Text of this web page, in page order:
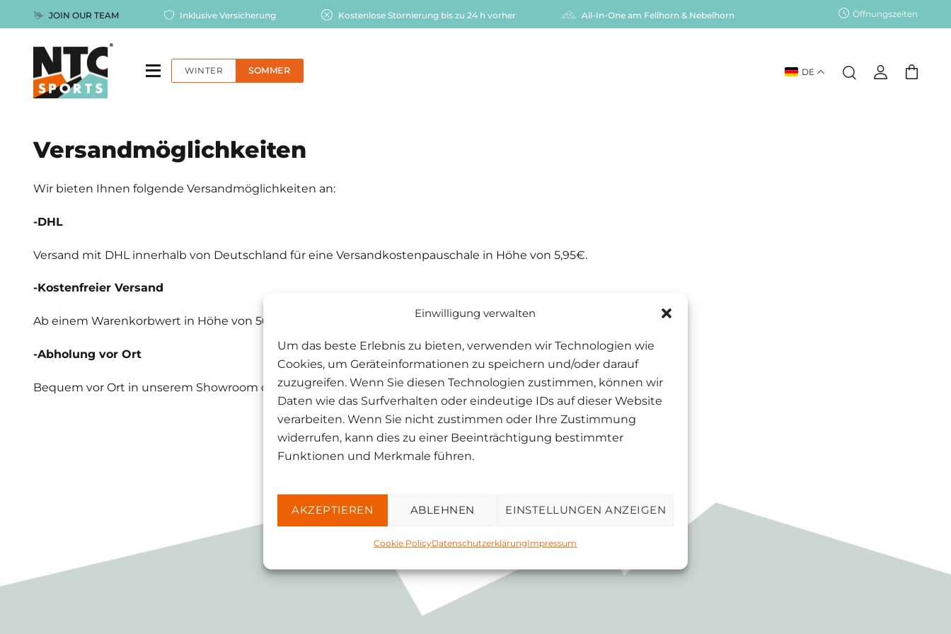
Einwilligung verwalten
Um das beste Erlebnis zu bieten, verwenden wir Technologien wie
Cookies, um Geräteinformationen zu speichern und/oder darauf
zuzugreifen. Wenn Sie diesen Technologien zustimmen, können wir
Daten wie das Surfverhalten oder eindeutige IDs auf dieser Website
verarbeiten. Wenn Sie nicht zustimmen oder Ihre Zustimmung
widerrufen, kann dies zu einer Beeinträchtigung bestimmter
Funktionen und Merkmale führen.
AKZEPTIEREN ABLEHNEN EINSTELLUNGEN ANZEIGEN
Cookie PolicyDatenschutzerklärungImpressum
Inhalt
springen
JOIN OUR TEAM Inklusive Versicherung Kostenlose Stornierung bis zu 24 h vorher All-In-One am Fellhorn & Nebelhorn Öffnungszeiten
WINTER SOMMER DE
Versandmöglichkeiten
Wir bieten Ihnen folgende Versandmöglichkeiten an:
-DHL
Versand mit DHL innerhalb von Deutschland für eine Versandkostenpauschale in Höhe von 5,95€.
-Kostenfreier Versand
Ab einem Warenkorbwert in Höhe von 50€ übernehmen wir die Kosten des Versand.
-Abholung vor Ort
Bequem vor Ort in unserem Showroom die Produkte abholen.